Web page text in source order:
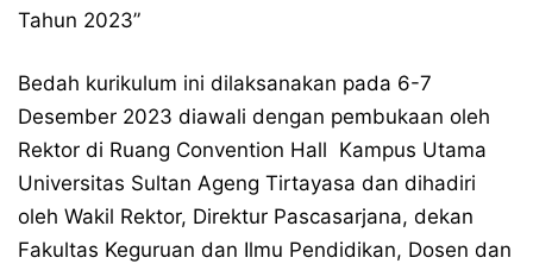
Tahun 2023”
Bedah kurikulum ini dilaksanakan pada 6-7
Desember 2023 diawali dengan pembukaan oleh
Rektor di Ruang Convention Hall Kampus Utama
Universitas Sultan Ageng Tirtayasa dan dihadiri
oleh Wakil Rektor, Direktur Pascasarjana, dekan
Fakultas Keguruan dan Ilmu Pendidikan, Dosen dan